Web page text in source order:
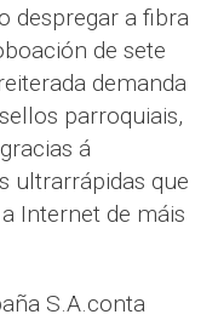
despregar a fibra
de sete
demanda
parroquiais,
á
ultrarrápidas que
Internet de máis
S.A.conta